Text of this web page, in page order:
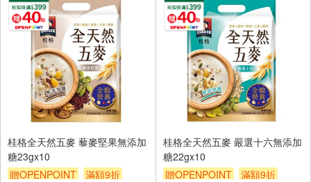
桂格全天然五麥 藜麥堅果無添加
糖23gx10
贈OPENPOINT
滿額9折
桂格全天然五麥 嚴選十六無添加
糖22gx10
贈OPENPOINT
滿額9折